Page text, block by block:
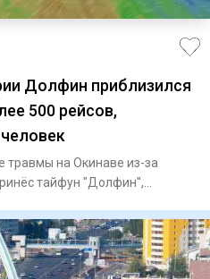
Долфин приблизился
500 рейсов,
травмы на Окинаве из-за
тайфун "Долфин",